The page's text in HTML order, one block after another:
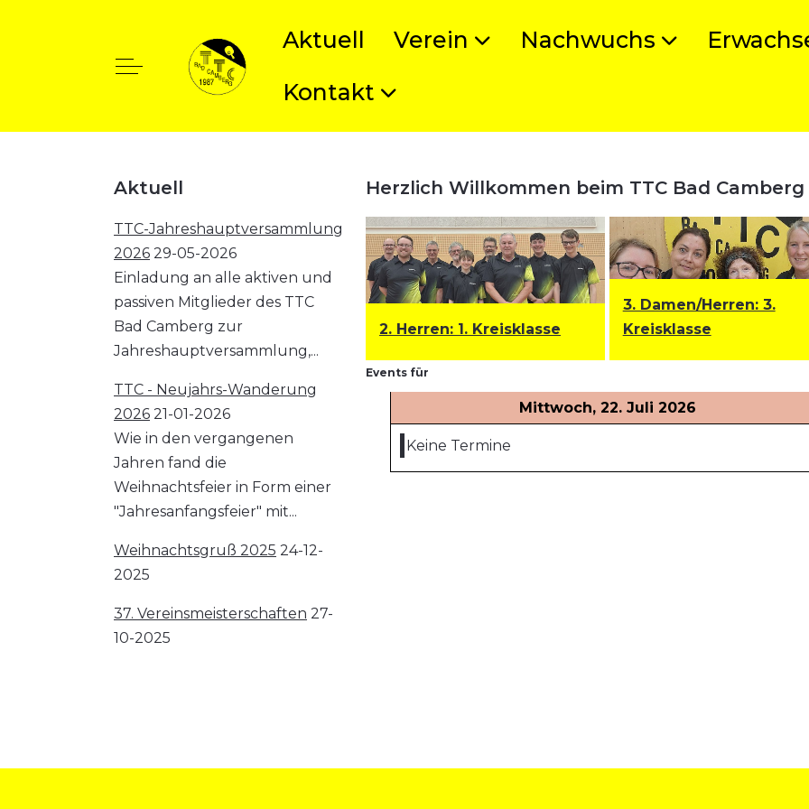
Off-Canvas Toggle
Aktuell Verein Nachwuchs
Kontakt
Aktuell
TTC-Jahreshauptversammlung
2026 29-05-2026
Einladung an alle aktiven und
passiven Mitglieder des TTC
Bad Camberg zur
Jahreshauptversammlung,...
TTC - Neujahrs-Wanderung
2026 21-01-2026
Wie in den vergangenen
Jahren fand die
Weihnachtsfeier in Form einer
"Jahresanfangsfeier" mit...
Weihnachtsgruß 2025 24-12-
2025
37. Vereinsmeisterschaften 27-
10-2025
Herzlich Willkommen beim TTC Bad Camberg
1. Herren: Bezirksklasse 2. Herren: 1. Kreisklasse
3. Damen/Herren: 3.
Kreisklasse
Events für
Mittwoch, 22. Juli 2026
Keine Termine